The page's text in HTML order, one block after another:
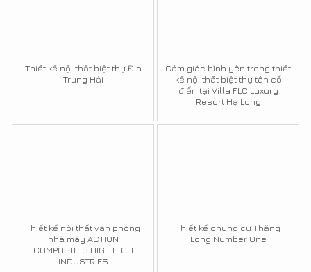
Thiết kế nội thất biệt thự Địa
Trung Hải
Cảm giác bình yên trong thiết
kế nội thất biệt thự tân cổ
điển tại Villa FLC Luxury
Resort Hạ Long
Thiết kế nội thất văn phòng
nhà máy ACTION
COMPOSITES HIGHTECH
INDUSTRIES
Thiết kế chung cư Thăng
Long Number One